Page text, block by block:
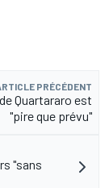
PRÉCÉDENT
Quartararo est
"pire que prévu"
"sans